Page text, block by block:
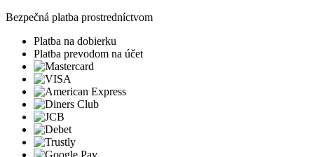
Bezpečná platba prostredníctvom
Platba na dobierku
Platba prevodom na účet